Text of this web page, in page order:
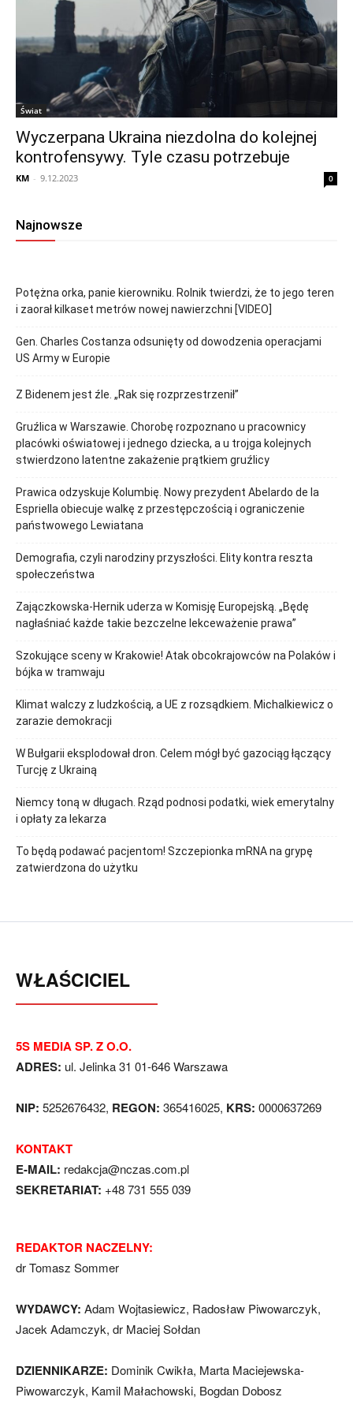
Świat
Wyczerpana Ukraina niezdolna do kolejnej
kontrofensywy. Tyle czasu potrzebuje
KM - 9.12.2023 0
Najnowsze
Potężna orka, panie kierowniku. Rolnik twierdzi, że to jego teren
i zaorał kilkaset metrów nowej nawierzchni [VIDEO]
Gen. Charles Costanza odsunięty od dowodzenia operacjami
US Army w Europie
Z Bidenem jest źle. „Rak się rozprzestrzenił”
Gruźlica w Warszawie. Chorobę rozpoznano u pracownicy
placówki oświatowej i jednego dziecka, a u trojga kolejnych
stwierdzono latentne zakażenie prątkiem gruźlicy
Prawica odzyskuje Kolumbię. Nowy prezydent Abelardo de la
Espriella obiecuje walkę z przestępczością i ograniczenie
państwowego Lewiatana
Demografia, czyli narodziny przyszłości. Elity kontra reszta
społeczeństwa
Zajączkowska-Hernik uderza w Komisję Europejską. „Będę
nagłaśniać każde takie bezczelne lekceważenie prawa”
Szokujące sceny w Krakowie! Atak obcokrajowców na Polaków i
bójka w tramwaju
Klimat walczy z ludzkością, a UE z rozsądkiem. Michalkiewicz o
zarazie demokracji
W Bułgarii eksplodował dron. Celem mógł być gazociąg łączący
Turcję z Ukrainą
Niemcy toną w długach. Rząd podnosi podatki, wiek emerytalny
i opłaty za lekarza
To będą podawać pacjentom! Szczepionka mRNA na grypę
zatwierdzona do użytku
WŁAŚCICIEL
5S MEDIA SP. Z O.O.
ADRES: ul. Jelinka 31 01-646 Warszawa
NIP: 5252676432, REGON: 365416025, KRS: 0000637269
KONTAKT
E-MAIL: redakcja@nczas.com.pl
SEKRETARIAT: +48 731 555 039
REDAKTOR NACZELNY:
dr Tomasz Sommer
WYDAWCY: Adam Wojtasiewicz, Radosław Piwowarczyk,
Jacek Adamczyk, dr Maciej Sołdan
DZIENNIKARZE: Dominik Cwikła, Marta Maciejewska-
Piwowarczyk, Kamil Małachowski, Bogdan Dobosz